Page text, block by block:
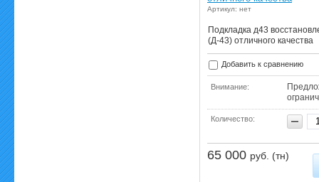
Артикул: нет
Подкладка д43
(Д-43) отличного качества
Добавить к сравнению
Внимание:
Количество:
65 000 руб. (тн)